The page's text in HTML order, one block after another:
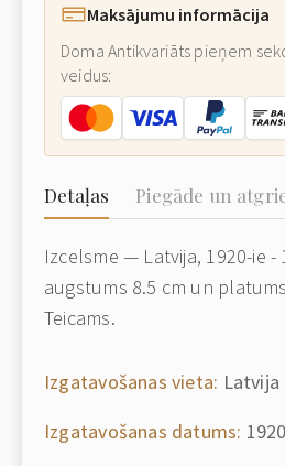
Maksājumu informācija
Doma Antikvariāts pieņem
veidus:
Detaļas Piegāde un
Izcelsme — Latvija, 1920-ie -
augstums 8.5 cm un
Teicams.
Izgatavošanas vieta: Latvija
Izgatavošanas datums: